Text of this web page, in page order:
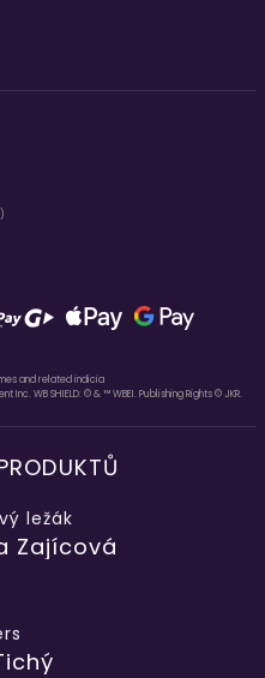
and related indicia
Inc. WB SHIELD: © & ™ WBEI. Publishing Rights © JKR.
ležák
Zajícová